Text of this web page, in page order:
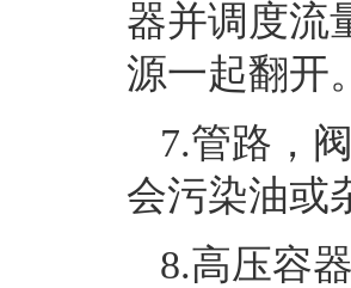
器并调度流
源一起翻开
7.管路，
会污染油
8.高压容